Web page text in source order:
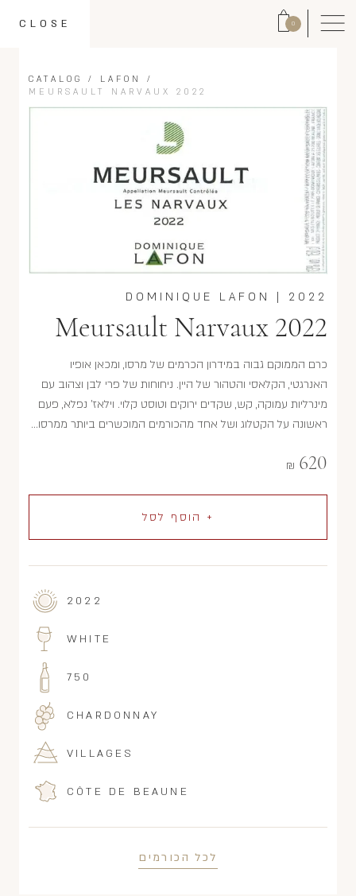
0
CLOSE
CATALOG / LAFON
/
MEURSAULT NARVAUX 2022
2022
DOMINIQUE LAFON
Meursault Narvaux 2022
כרם הממוקם גבוה במידרון הכרמים של מרסו, ומכאן אופיו
האנרגטי, הקלאסי והטהור של היין. ניחוחות של פרי לבן וצהוב עם
מינרליות עמוקה, קש, שקדים ירוקים וטוסט קלוי. וילאז' נפלא, פעם
ראשונה על הקטלוג ושל אחד מהכורמים המוכשרים ביותר ממרסו...
620
₪
+ הוסף לסל
2022
WHITE
750
CHARDONNAY
VILLAGES
CÔTE DE BEAUNE
לכל הכורמים